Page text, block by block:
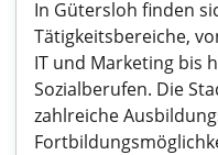
In Gütersloh finden
Tätigkeitsbereiche,
IT und Marketing bis
Sozialberufen. Die
zahlreiche